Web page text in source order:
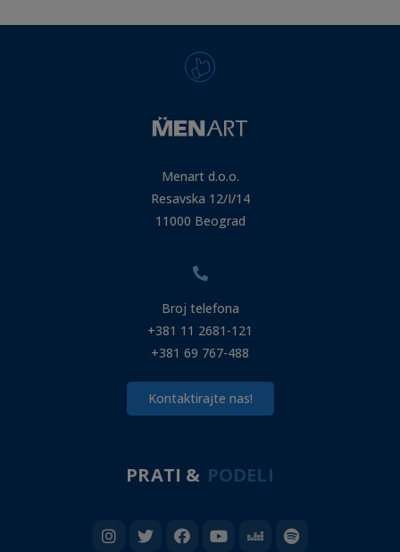
Menart d.o.o.
Resavska 12/I/14
11000 Beograd
Broj telefona
+381 11 2681-121
+381 69 767-488
Kontaktirajte nas!
PRATI & PODELI